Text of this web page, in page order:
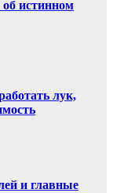
истинном
лук,
и главные